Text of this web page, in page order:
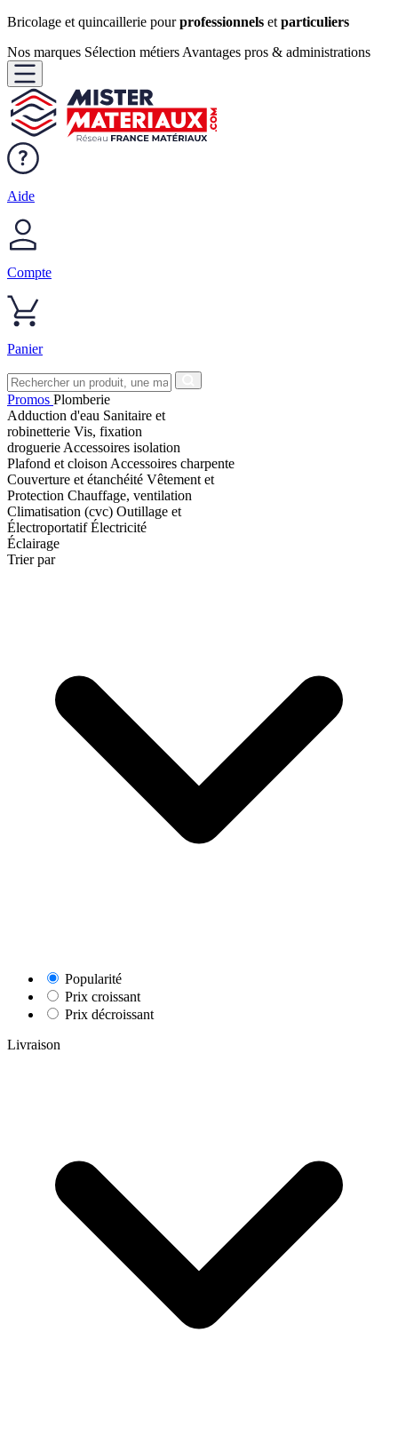
Bricolage et quincaillerie pourprofessionnels et particuliers
Nos marques Sélection métiers Avantages pros & administrations
Aide
Compte
Panier
Promos Plomberie
Adduction d'eau Sanitaire et
robinetterie Vis, fixation
droguerie Accessoires isolation
Plafond et cloison Accessoires charpente
Couverture et étanchéité Vêtement et
Protection Chauffage, ventilation
Climatisation (cvc) Outillage et
ÉlectroportatifÉlectricité
Éclairage
Trier par
Popularité
Prix croissant
Prix décroissant
Livraison